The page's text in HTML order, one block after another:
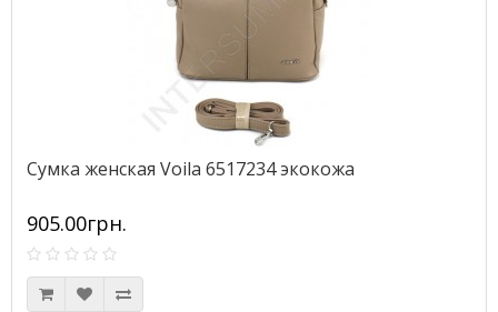
Сумка женская Voila 6517234 экокожа
905.00грн.